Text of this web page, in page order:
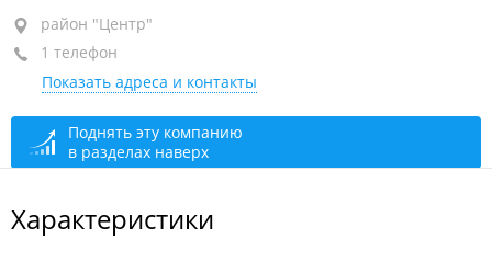
район "Центр", ул. Адмирала Фокина, 6В
+7 964 438-00-23
открыто: 11:00–21:00
район "Центр"
1 телефон
Показать адреса и контакты
Поднять эту компанию
в разделах наверх
Характеристики